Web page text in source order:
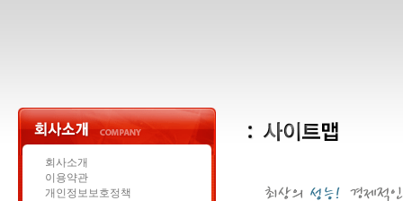
회사소개
이용약관
개인정보보호정책